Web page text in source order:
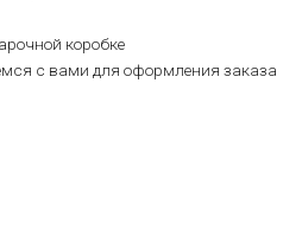
коробке
с вами для оформления заказа